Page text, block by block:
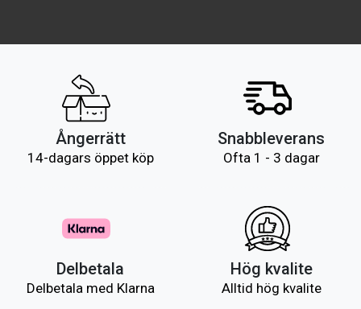
Ångerrätt
14-dagars öppet köp
Snabbleverans
Ofta 1 - 3 dagar
Delbetala
Delbetala med Klarna
Hög kvalite
Alltid hög kvalite